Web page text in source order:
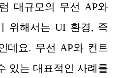
대규모의 무선 AP와
위해서는 UI 환경, 즉
데요. 무선 AP와 컨트
있는 대표적인 사례를